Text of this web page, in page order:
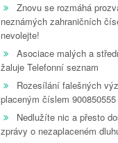
Znovu se rozmáhá
neznámých zahraničních
nevolejte!
Asociace malých a
žaluje Telefonní seznam
Rozesílání falešných
placeným číslem 900850555
Nedlužíte nic a přesto
zprávy o nezaplaceném